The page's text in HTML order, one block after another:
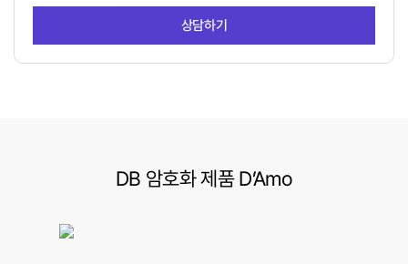
상담하기
DB 암호화 제품 D’Amo